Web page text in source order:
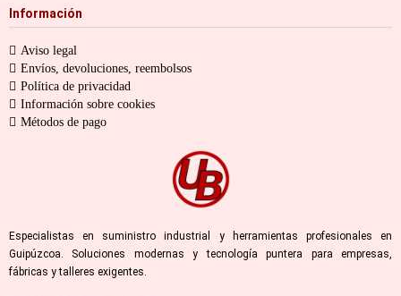
Información
Aviso legal
Envíos, devoluciones, reembolsos
Política de privacidad
Información sobre cookies
Métodos de pago
Especialistas en suministro industrial y herramientas profesionales en
Guipúzcoa. Soluciones modernas y tecnología puntera para empresas,
fábricas y talleres exigentes.